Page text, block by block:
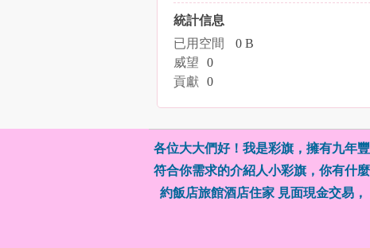
統計信息
已用空間
0 B
威望
0
貢獻 0
各位大大們好！我是彩旗，擁有九年
符合你需求的介紹人小彩旗，你有什
約飯店旅館酒店住家 見面現金交易